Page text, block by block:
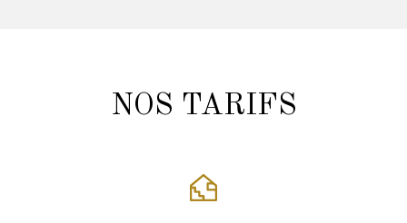
NOS TARIFS